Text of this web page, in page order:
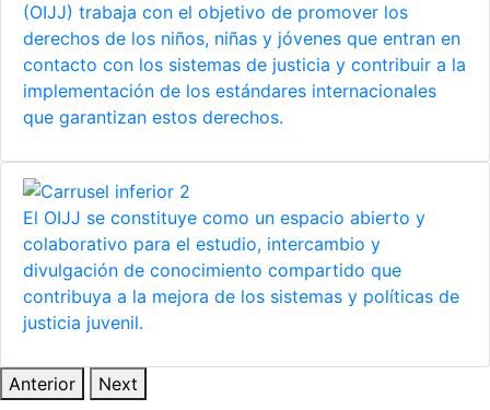
(OIJJ) trabaja con el objetivo de promover los
derechos de los niños, niñas y jóvenes que entran en
contacto con los sistemas de justicia y contribuir a la
implementación de los estándares internacionales
que garantizan estos derechos.
El OIJJ se constituye como un espacio abierto y
colaborativo para el estudio, intercambio y
divulgación de conocimiento compartido que
contribuya a la mejora de los sistemas y políticas de
justicia juvenil.
Anterior Next